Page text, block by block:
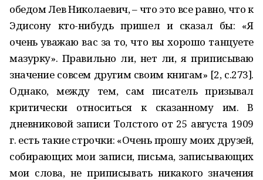
обедом Лев Николаевич, – что это все равно, что к
Эдисону кто-нибудь пришел и сказал бы: «Я
очень уважаю вас за то, что вы хорошо танцуете
мазурку». Правильно ли, нет ли, я приписываю
значение совсем другим своим книгам» [2, с.273].
Однако, между тем, сам писатель призывал
критически относиться к сказанному им. В
дневниковой записи Толстого от 25 августа 1909
г. есть такие строчки: «Очень прошу моих друзей,
собирающих мои записи, письма, записывающих
мои слова, не приписывать никакого значения